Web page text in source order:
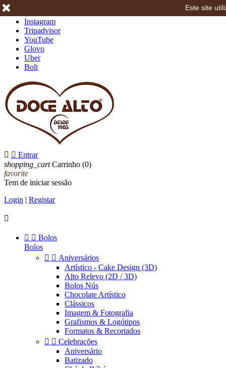
Instagram
Tripadvisor
YouTube
Glovo
Uber
Bolt
  Entrar
shopping_cart Carrinho (0)
favorite
Tem de iniciar sessão
Login | Registar

  Bolos
Bolos
  Aniversários
Artístico - Cake Design (3D)
Alto Relevo (2D / 3D)
Bolos Nús
Chocolate Artístico
Clássicos
Imagem & Fotografia
Grafismos & Logótipos
Formatos & Recortados
  Celebrações
Aniversário
Batizado
Este site